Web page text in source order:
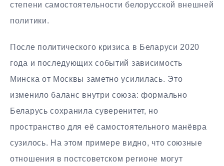
степени самостоятельности белорусской внешней
политики.
После политического кризиса в Беларуси 2020
года и последующих событий зависимость
Минска от Москвы заметно усилилась. Это
изменило баланс внутри союза: формально
Беларусь сохранила суверенитет, но
пространство для её самостоятельного манёвра
сузилось. На этом примере видно, что союзные
отношения в постсоветском регионе могут